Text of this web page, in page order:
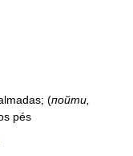
(пойти,
pés